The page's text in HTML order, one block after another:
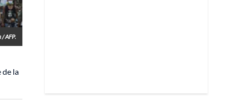
AFP.
de la